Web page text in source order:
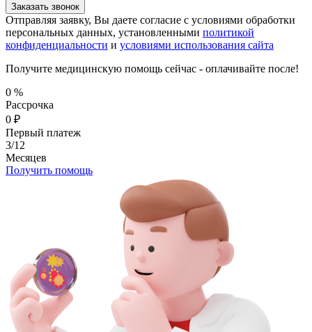
Заказать звонок
Отправляя заявку, Вы даете согласие с условиями обработки
персональных данных, установленными политикой
конфиденциальности и условиями использования сайта
Получите медицинскую помощь сейчас - оплачивайте после!
0 %
Рассрочка
0 ₽
Первый платеж
3/12
Месяцев
Получить помощь